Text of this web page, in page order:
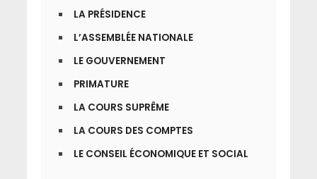
LA PRÉSIDENCE
L’ASSEMBLÉE NATIONALE
LE GOUVERNEMENT
PRIMATURE
LA COURS SUPRÊME
LA COURS DES COMPTES
LE CONSEIL ÉCONOMIQUE ET SOCIAL